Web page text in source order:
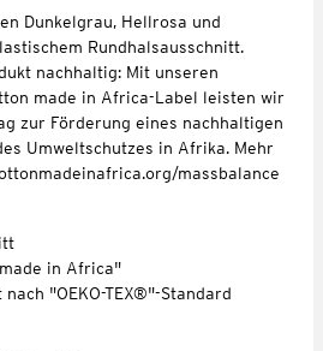
Dunkelgrau, Hellrosa und
Rundhalsausschnitt.
nachhaltig: Mit unseren
made in Africa-Label leisten wir
zur Förderung eines nachhaltigen
Umweltschutzes in Afrika. Mehr
massbalance
in Africa"
"OEKO-TEX®"-Standard